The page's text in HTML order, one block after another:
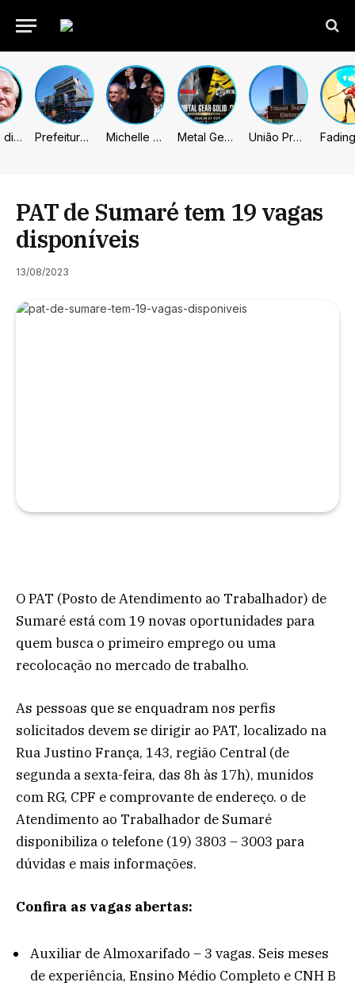
Caiado diz que “governa” com emendas e julga facções terroristas Prefeitura de Sumaré inaugura nova subsede da GCM na Área Cura Michelle celebra vice de Flávio: “Que chapa possa ser vitoriosa” Metal Gear Solid: Master Collection 2 terá legendas e menus em portugues União Progressista e PL terão mais tempo de propaganda eleitoral
PAT de Sumaré tem 19 vagas
disponíveis
13/08/2023
O PAT (Posto de Atendimento ao Trabalhador) de
Sumaré está com 19 novas oportunidades para
quem busca o primeiro emprego ou uma
recolocação no mercado de trabalho.
As pessoas que se enquadram nos perfis
solicitados devem se dirigir ao PAT, localizado na
Rua Justino França, 143, região Central (de
segunda a sexta-feira, das 8h às 17h), munidos
com RG, CPF e comprovante de endereço. o de
Atendimento ao Trabalhador de Sumaré
disponibiliza o telefone (19) 3803 – 3003 para
dúvidas e mais informações.
Confira as vagas abertas:
Auxiliar de Almoxarifado – 3 vagas. Seis meses
de experiência, Ensino Médio Completo e CNH B